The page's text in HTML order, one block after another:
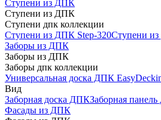
Ступени из ДПК
Ступени из ДПК
Ступени дпк коллекции
Ступени из ДПК Step-320Ступени
Заборы из ДПК
Заборы из ДПК
Заборы дпк коллекции
Универсальная доска ДПК
Вид
Заборная доска ДПКЗаборная
Фасады из ДПК